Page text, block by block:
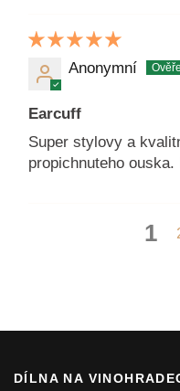
Anonymní
Earcuff
Super stylovy a
propichnuteho ouska.
1
DÍLNA NA